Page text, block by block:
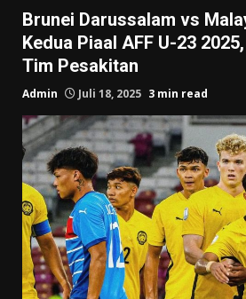
Brunei Darussalam vs
Kedua Piaal AFF U-23
Tim Pesakitan
Admin Juli 18, 2025 3 min read